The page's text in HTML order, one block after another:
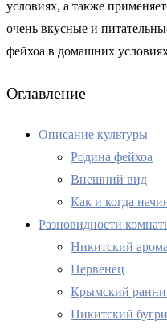
условиях, а также
очень вкусные и
фейхоа в домашних
Оглавление
Описание культуры
Родина фейхоа
Внешний вид
Как и когда
Разновидности
Никитский
Первенец
Крымский
Никитский